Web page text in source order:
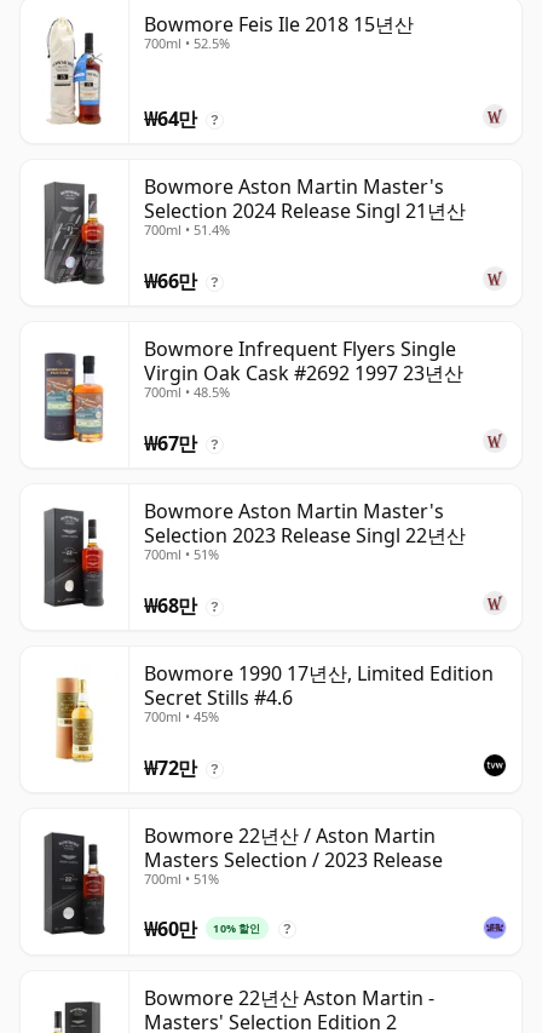
Bowmore Feis Ile 2018 15년산
700ml • 52.5%
₩64만 ?
Bowmore Aston Martin Master's
Selection 2024 Release Singl 21년산
700ml • 51.4%
₩66만 ?
Bowmore Infrequent Flyers Single
Virgin Oak Cask #2692 1997 23년산
700ml • 48.5%
₩67만 ?
Bowmore Aston Martin Master's
Selection 2023 Release Singl 22년산
700ml • 51%
₩68만 ?
Bowmore 1990 17년산, Limited Edition
Secret Stills #4.6
700ml • 45%
₩72만 ?
Bowmore 22년산 / Aston Martin
Masters Selection / 2023 Release
700ml • 51%
₩60만 10% 할인 ?
Bowmore 22년산 Aston Martin -
Masters' Selection Edition 2